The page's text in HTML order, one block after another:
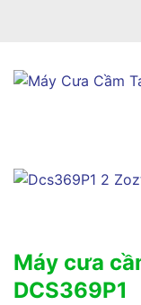
Máy cưa
DCS369P1